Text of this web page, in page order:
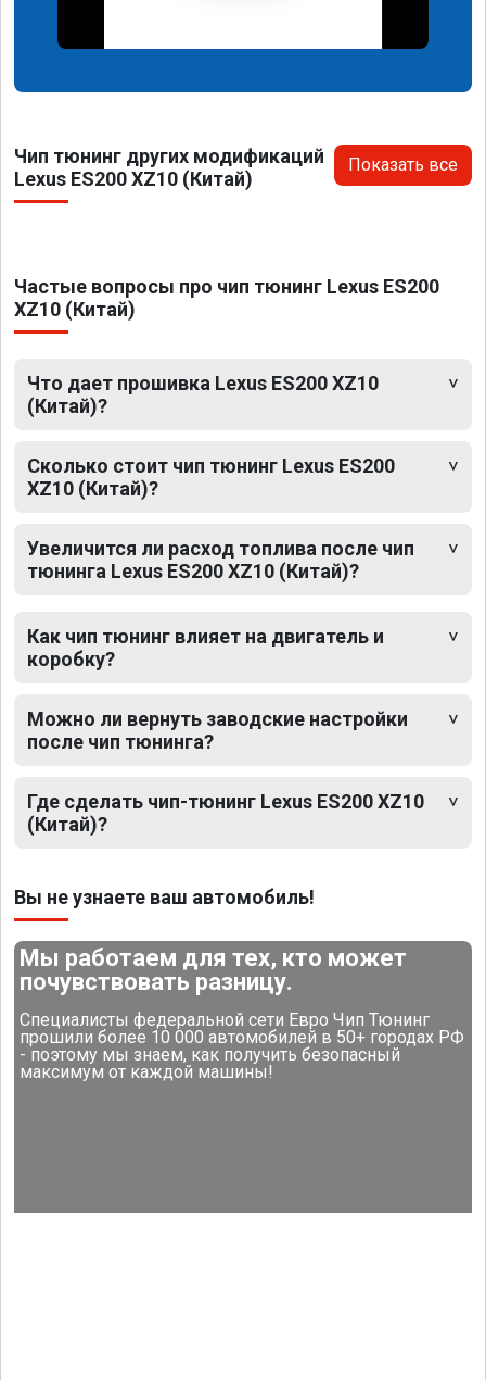
Чип тюнинг других модификаций
Lexus ES200 XZ10 (Китай)
Показать все
Частые вопросы про чип тюнинг Lexus ES200
XZ10 (Китай)
Что дает прошивка Lexus ES200 XZ10
(Китай)?
Сколько стоит чип тюнинг Lexus ES200
XZ10 (Китай)?
Увеличится ли расход топлива после чип
тюнинга Lexus ES200 XZ10 (Китай)?
Как чип тюнинг влияет на двигатель и
коробку?
Можно ли вернуть заводские настройки
после чип тюнинга?
Где сделать чип-тюнинг Lexus ES200 XZ10
(Китай)?
Вы не узнаете ваш автомобиль!
Мы работаем для тех, кто может
почувствовать разницу.
Специалисты федеральной сети Евро Чип Тюнинг
прошили более 10 000 автомобилей в 50+ городах РФ
- поэтому мы знаем, как получить безопасный
максимум от каждой машины!